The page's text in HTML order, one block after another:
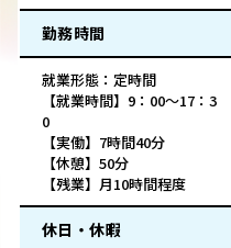
勤務時間
就業形態：定時間
【就業時間】9：00～17：3
0
【実働】7時間40分
【休憩】50分
【残業】月10時間程度
休日・休暇